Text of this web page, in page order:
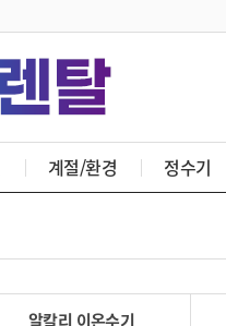
계절/환경 정수기
알칼리 이온수기